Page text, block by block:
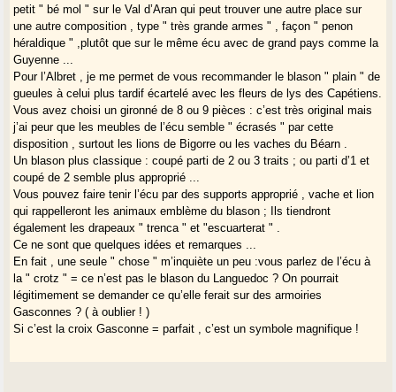
petit " bé mol " sur le Val d’Aran qui peut trouver une autre place sur
une autre composition , type " très grande armes " , façon " penon
héraldique " ,plutôt que sur le même écu avec de grand pays comme la
Guyenne ...
Pour l’Albret , je me permet de vous recommander le blason " plain " de
gueules à celui plus tardif écartelé avec les fleurs de lys des Capétiens.
Vous avez choisi un gironné de 8 ou 9 pièces : c’est très original mais
j’ai peur que les meubles de l’écu semble " écrasés " par cette
disposition , surtout les lions de Bigorre ou les vaches du Béarn .
Un blason plus classique : coupé parti de 2 ou 3 traits ; ou parti d’1 et
coupé de 2 semble plus approprié ...
Vous pouvez faire tenir l’écu par des supports approprié , vache et lion
qui rappelleront les animaux emblème du blason ; Ils tiendront
également les drapeaux " trenca " et "escuarterat " .
Ce ne sont que quelques idées et remarques ...
En fait , une seule " chose " m’inquiète un peu :vous parlez de l’écu à
la " crotz " = ce n’est pas le blason du Languedoc ? On pourrait
légitimement se demander ce qu’elle ferait sur des armoiries
Gasconnes ? ( à oublier ! )
Si c’est la croix Gasconne = parfait , c’est un symbole magnifique !